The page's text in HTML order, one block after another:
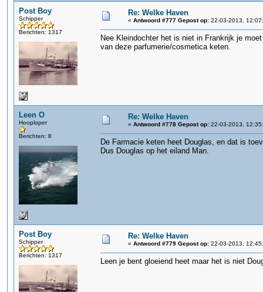
Post Boy
Schipper
Berichten: 1317
Re: Welke Haven
« Antwoord #777 Gepost op: 22-03-2013,
Nee Kleindochter het is niet in Frankrijk je
van deze parfumerie/cosmetica keten.
Leen O
Hooploper
Berichten: 8
Re: Welke Haven
« Antwoord #778 Gepost op: 22-03-2013,
De Farmacie keten heet Douglas, en dat is
Dus Douglas op het eiland Man.
Post Boy
Schipper
Berichten: 1317
Re: Welke Haven
« Antwoord #779 Gepost op: 22-03-2013,
Leen je bent gloeiend heet maar het is niet